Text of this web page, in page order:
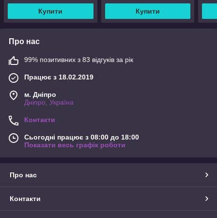
Купити Купити
Про нас
99% позитивних з 83 відгуків за рік
Працює з 18.02.2019
м. Дніпро
Дніпро, Україна
Контакти
Сьогодні працює з 08:00 до 18:00
Показати весь графік роботи
Про нас
Контакти